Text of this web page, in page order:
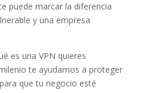
puede marcar la diferencia
y una empresa
es una VPN quieres
te ayudamos a proteger
que tu negocio esté